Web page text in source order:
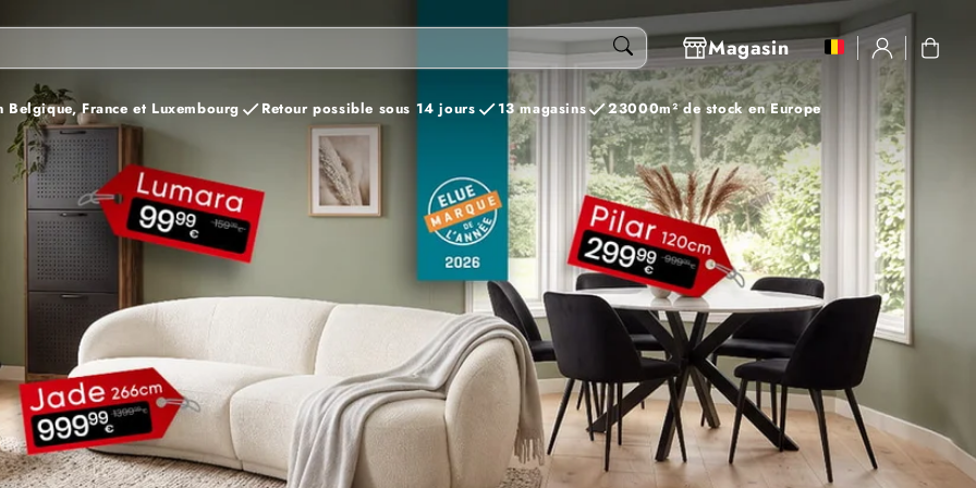
Magasin
Se
connecter
Panier
Belgique, France et Luxembourg Retour possible sous 14 jours 13 magasins 23000m² de stock en Europe